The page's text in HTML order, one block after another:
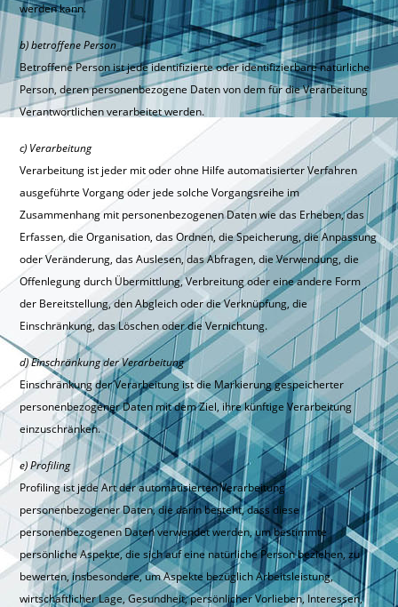
werden kann.
b) betroffene Person
Betroffene Person ist jede identifizierte oder identifizierbare natürliche
Person, deren personenbezogene Daten von dem für die Verarbeitung
Verantwortlichen verarbeitet werden.
c) Verarbeitung
Verarbeitung ist jeder mit oder ohne Hilfe automatisierter Verfahren
ausgeführte Vorgang oder jede solche Vorgangsreihe im
Zusammenhang mit personenbezogenen Daten wie das Erheben, das
Erfassen, die Organisation, das Ordnen, die Speicherung, die Anpassung
oder Veränderung, das Auslesen, das Abfragen, die Verwendung, die
Offenlegung durch Übermittlung, Verbreitung oder eine andere Form
der Bereitstellung, den Abgleich oder die Verknüpfung, die
Einschränkung, das Löschen oder die Vernichtung.
d) Einschränkung der Verarbeitung
Einschränkung der Verarbeitung ist die Markierung gespeicherter
personenbezogener Daten mit dem Ziel, ihre künftige Verarbeitung
einzuschränken.
e) Profiling
Profiling ist jede Art der automatisierten Verarbeitung
personenbezogener Daten, die darin besteht, dass diese
personenbezogenen Daten verwendet werden, um bestimmte
persönliche Aspekte, die sich auf eine natürliche Person beziehen, zu
bewerten, insbesondere, um Aspekte bezüglich Arbeitsleistung,
wirtschaftlicher Lage, Gesundheit, persönlicher Vorlieben, Interessen,